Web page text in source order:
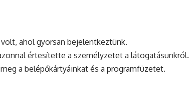
ahol gyorsan bejelentkeztünk.
értesítette a személyzetet a látogatásunkról.
a belépőkártyáinkat és a programfüzetet.